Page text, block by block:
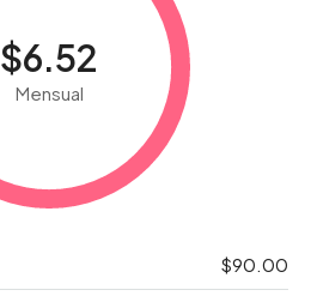
$6.52
Mensual
$90.00